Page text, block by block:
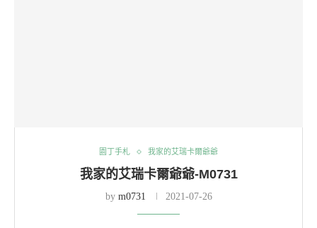
園丁手札 我家的艾瑞卡爾爺爺
我家的艾瑞卡爾爺爺-M0731
by m0731 2021-07-26